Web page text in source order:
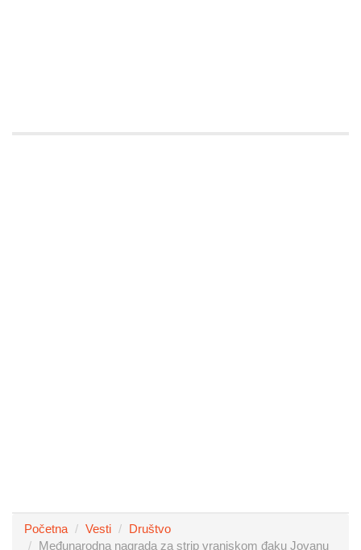
Početna Vesti
Društvo
Međunarodna nagrada za strip vranjskom đaku Jovanu